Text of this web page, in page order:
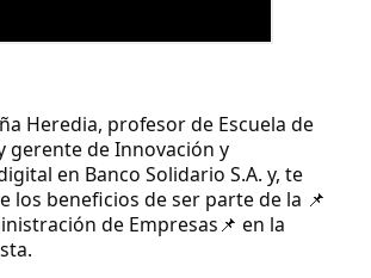
Heredia, profesor de Escuela de
gerente de Innovación y
en Banco Solidario S.A. y, te
los beneficios de ser parte de la 📌
de Empresas 📌 en la